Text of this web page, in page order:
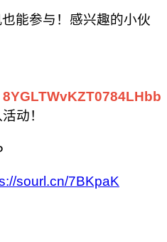
能参与！感兴趣的小伙
8YGLTWvKZT0784LHbb
动！
sourl.cn/7BKpaK